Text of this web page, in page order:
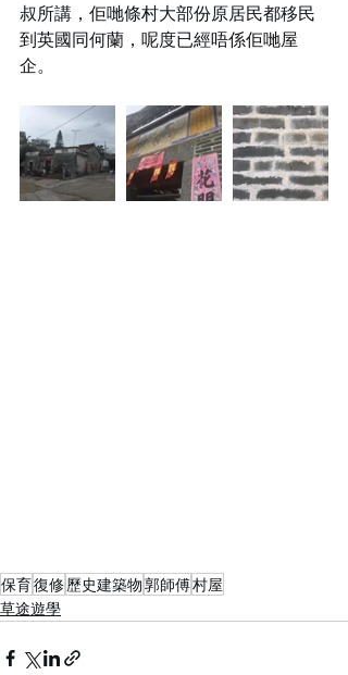
叔所講，佢哋條村大部份原居民都移民
到英國同何蘭，呢度已經唔係佢哋屋
企。
保育復修歷史建築物郭師傅村屋
草途遊學